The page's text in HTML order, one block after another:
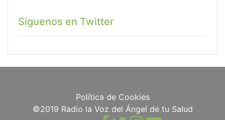
Síguenos en Twitter
Política de Cookies
©2019 Radio la Voz del Ángel de tu Salud